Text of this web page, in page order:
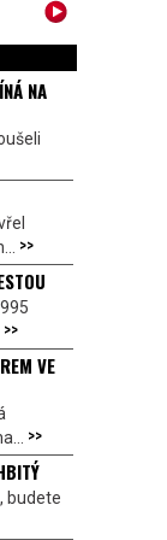
NA
>>
>>
VE
>>
budete